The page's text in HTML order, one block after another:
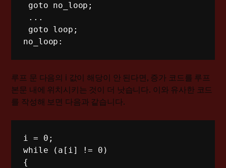
goto no_loop;
...
goto loop;
no_loop:
루프 문 다음의 i 값이 해당이 안 된다면, 증가 코드를 루프
본문 내에 위치시키는 것이 더 낫습니다. 이와 유사한 코드
를 작성해 보면 다음과 같습니다.
i = 0;
while (a[i] != 0)
{